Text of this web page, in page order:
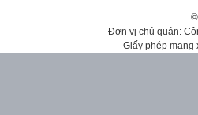
Đơn vị chủ quản:
Giấy phép mạng